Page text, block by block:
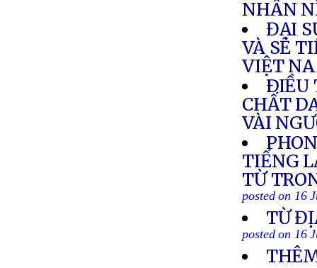
NHÂN
ĐẠI
VÀ SẼ
VIỆT
ÐIỀU
CHẤT
VÀI
TIẾNG
TỪ
posted on 16
TỪ
posted on 16